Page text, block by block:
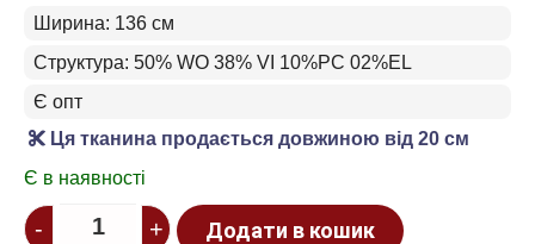
Ширина: 136 см
Структура: 50% WO 38% VI 10%PC 02%EL
Є опт
Ця тканина продається довжиною від 20 см
Є в наявності
Quantity
- + Додати в кошик